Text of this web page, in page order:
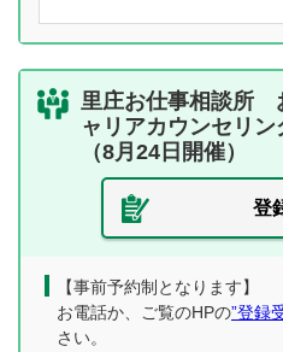
里庄お仕事相談所
ャリアカウンセリン
（8月24日開催）
登
【事前予約制となります】
お電話か、ご覧のHPの”登録
さい。